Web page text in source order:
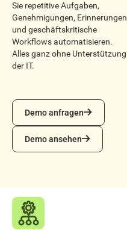
Sie repetitive Aufgaben,
Genehmigungen, Erinnerungen
und geschäftskritische
Workflows automatisieren.
Alles ganz ohne Unterstützung
der IT.
Demo anfragen
Demo anfragen
Demo ansehen
Demo ansehen